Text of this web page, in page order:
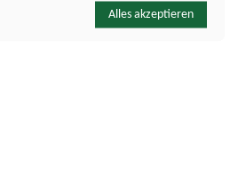
Alles akzeptieren